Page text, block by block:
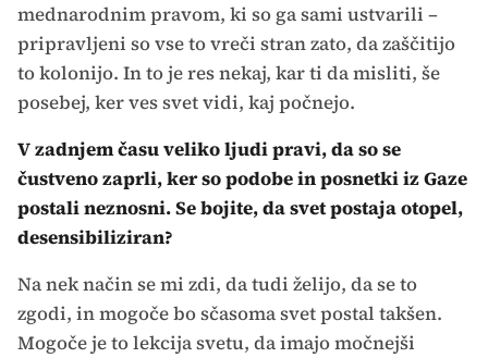
mednarodnim pravom, ki so ga sami ustvarili –
pripravljeni so vse to vreči stran zato, da zaščitijo
to kolonijo. In to je res nekaj, kar ti da misliti, še
posebej, ker ves svet vidi, kaj počnejo.
V zadnjem času veliko ljudi pravi, da so se
čustveno zaprli, ker so podobe in posnetki iz Gaze
postali neznosni. Se bojite, da svet postaja otopel,
desensibiliziran?
Na nek način se mi zdi, da tudi želijo, da se to
zgodi, in mogoče bo sčasoma svet postal takšen.
Mogoče je to lekcija svetu, da imajo močnejši